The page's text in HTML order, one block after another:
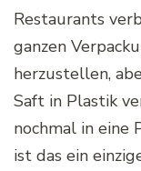
Restaurants
ganzen
herzustellen,
Saft in Plastik
nochmal in
ist das ein